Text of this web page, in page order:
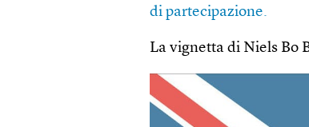
di partecipazione.
La vignetta di Niels Bo